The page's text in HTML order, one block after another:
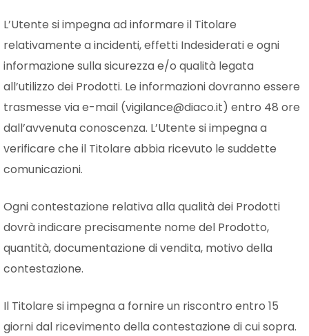
L’Utente si impegna ad informare il Titolare
relativamente a incidenti, effetti Indesiderati e ogni
informazione sulla sicurezza e/o qualità legata
all’utilizzo dei Prodotti. Le informazioni dovranno essere
trasmesse via e-mail (vigilance@diaco.it) entro 48 ore
dall’avvenuta conoscenza. L’Utente si impegna a
verificare che il Titolare abbia ricevuto le suddette
comunicazioni.
Ogni contestazione relativa alla qualità dei Prodotti
dovrà indicare precisamente nome del Prodotto,
quantità, documentazione di vendita, motivo della
contestazione.
Il Titolare si impegna a fornire un riscontro entro 15
giorni dal ricevimento della contestazione di cui sopra.